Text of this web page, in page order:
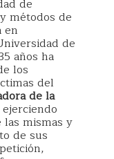
de
métodos de
en
de
años ha
los
del
de la
mismas y
de sus